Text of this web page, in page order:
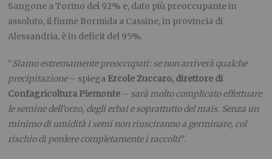
Sangone a Torino del 92% e, dato più preoccupante in
assoluto, il fiume Bormida a Cassine, in provincia di
Alessandria, è in deficit del 95%.
“Siamo estremamente preoccupati: se non arriverà qualche
precipitazione– spiega Ercole Zuccaro, direttore di
Confagricoltura Piemonte – sarà molto complicato effettuare
le semine dell’orzo, degli erbai e soprattutto del mais. Senza un
minimo di umidità i semi non riusciranno a germinare, col
rischio di perdere completamente i raccolti”.